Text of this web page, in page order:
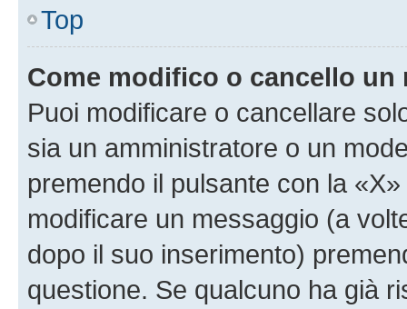
Top
Come modifico o cancello un
Puoi modificare o cancellare
sia un amministratore o un
premendo il pulsante con la
modificare un messaggio (a
dopo il suo inserimento)
questione. Se qualcuno ha già